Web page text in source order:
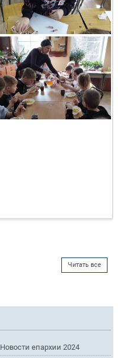
Читать все
Новости епархии 2024